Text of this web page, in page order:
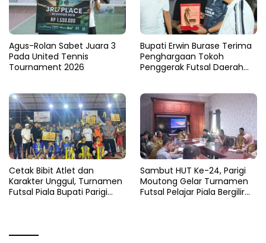
Agus-Rolan Sabet Juara 3
Pada United Tennis
Tournament 2026
Bupati Erwin Burase Terima
Penghargaan Tokoh
Penggerak Futsal Daerah
Cetak Bibit Atlet dan
Karakter Unggul, Turnamen
Futsal Piala Bupati Parigi
Sambut HUT Ke-24, Parigi
Moutong Gelar Turnamen
Futsal Pelajar Piala Bergilir